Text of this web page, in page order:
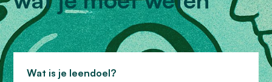
Wat is je leendoel?